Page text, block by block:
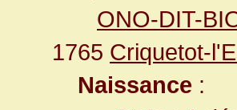
ONO-DIT-
1765 Criquetot-
Naissance :